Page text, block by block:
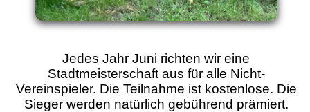
Jedes Jahr Juni richten wir eine
Stadtmeisterschaft aus für alle Nicht-
Vereinspieler. Die Teilnahme ist kostenlose. Die
Sieger werden natürlich gebührend prämiert.